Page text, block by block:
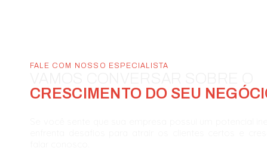
FALE COM NOSSO ESPECIALISTA
CRESCIMENTO DO SEU